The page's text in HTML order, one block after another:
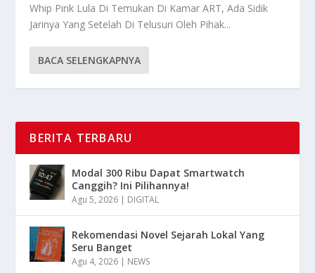
Whip Pink Lula Di Temukan Di Kamar ART, Ada Sidik
Jarinya Yang Setelah Di Telusuri Oleh Pihak...
BACA SELENGKAPNYA
BERITA TERBARU
Modal 300 Ribu Dapat Smartwatch
Canggih? Ini Pilihannya!
Agu 5, 2026 | DIGITAL
Rekomendasi Novel Sejarah Lokal Yang
Seru Banget
Agu 4, 2026 | NEWS